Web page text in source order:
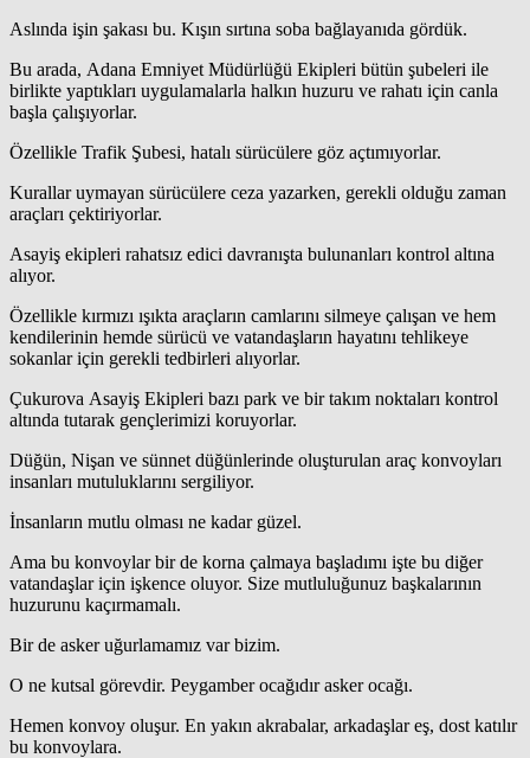
Aslında işin şakası bu. Kışın sırtına soba bağlayanıda gördük.
Bu arada, Adana Emniyet Müdürlüğü Ekipleri bütün şubeleri ile
birlikte yaptıkları uygulamalarla halkın huzuru ve rahatı için canla
başla çalışıyorlar.
Özellikle Trafik Şubesi, hatalı sürücülere göz açtımıyorlar.
Kurallar uymayan sürücülere ceza yazarken, gerekli olduğu zaman
araçları çektiriyorlar.
Asayiş ekipleri rahatsız edici davranışta bulunanları kontrol altına
alıyor.
Özellikle kırmızı ışıkta araçların camlarını silmeye çalışan ve hem
kendilerinin hemde sürücü ve vatandaşların hayatını tehlikeye
sokanlar için gerekli tedbirleri alıyorlar.
Çukurova Asayiş Ekipleri bazı park ve bir takım noktaları kontrol
altında tutarak gençlerimizi koruyorlar.
Düğün, Nişan ve sünnet düğünlerinde oluşturulan araç konvoyları
insanları mutuluklarını sergiliyor.
İnsanların mutlu olması ne kadar güzel.
Ama bu konvoylar bir de korna çalmaya başladımı işte bu diğer
vatandaşlar için işkence oluyor. Size mutluluğunuz başkalarının
huzurunu kaçırmamalı.
Bir de asker uğurlamamız var bizim.
O ne kutsal görevdir. Peygamber ocağıdır asker ocağı.
Hemen konvoy oluşur. En yakın akrabalar, arkadaşlar eş, dost katılır
bu konvoylara.